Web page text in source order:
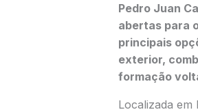
Pedro Juan
abertas para
principais
exterior,
formação
Localizada